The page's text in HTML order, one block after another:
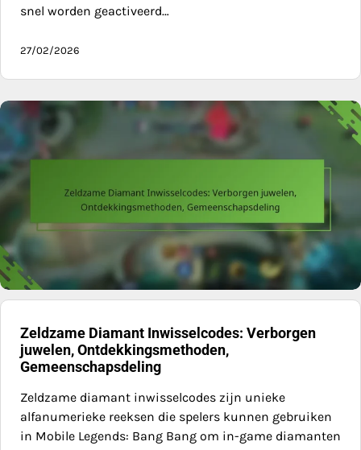
snel worden geactiveerd…
27/02/2026
Zeldzame Diamant Inwisselcodes: Verborgen
juwelen, Ontdekkingsmethoden,
Gemeenschapsdeling
Zeldzame diamant inwisselcodes zijn unieke
alfanumerieke reeksen die spelers kunnen gebruiken
in Mobile Legends: Bang Bang om in-game diamanten